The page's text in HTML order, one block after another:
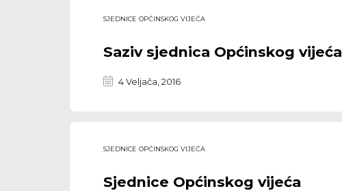
SJEDNICE OPĆINSKOG VIJEĆA
Saziv sjednica Općinskog vijeća
4 Veljača, 2016
SJEDNICE OPĆINSKOG VIJEĆA
Sjednice Općinskog vijeća